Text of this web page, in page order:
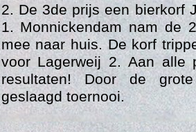
2. De 3de prijs een bierkorf
1. Monnickendam nam de
mee naar huis. De korf
voor Lagerweij 2. Aan alle
resultaten! Door de
geslaagd toernooi.